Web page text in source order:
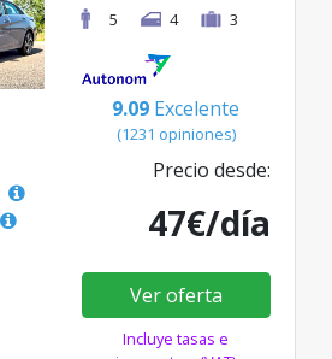
5
4 3
9.09 Excelente
(1231 opiniones)
Precio desde:
47€/día
Ver oferta
Incluye tasas e